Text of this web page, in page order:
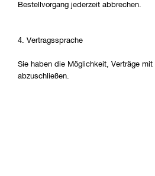
Bestellvorgang jederzeit abbrechen.
4. Vertragssprache
Sie haben die Möglichkeit, Verträge
abzuschließen.